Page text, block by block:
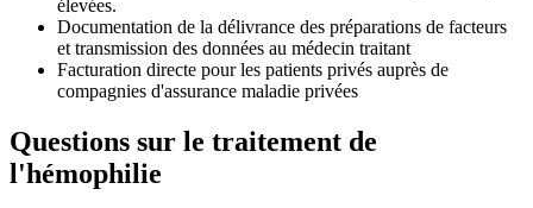
élevées.
Documentation de la délivrance des préparations de facteurs
et transmission des données au médecin traitant
Facturation directe pour les patients privés auprès de
compagnies d'assurance maladie privées
Questions sur le traitement de
l'hémophilie